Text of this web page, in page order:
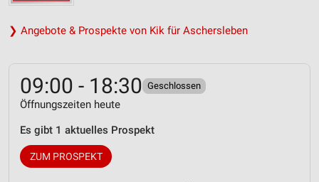
❯ Angebote & Prospekte von Kik für Aschersleben
09:00 - 18:30 Geschlossen
Öffnungszeiten heute
Es gibt 1 aktuelles Prospekt
ZUM PROSPEKT